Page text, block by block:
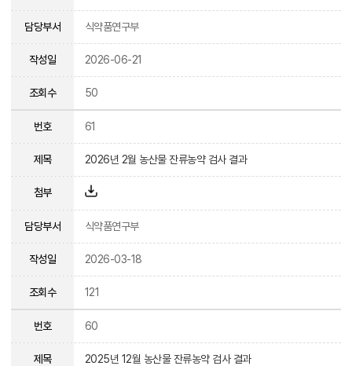
담당부서 식약품연구부
작성일 2026-06-21
조회수 50
번호 61
제목 2026년 2월 농산물 잔류농약 검사 결과
첨부
담당부서 식약품연구부
작성일 2026-03-18
조회수 121
번호 60
제목 2025년 12월 농산물 잔류농약 검사 결과